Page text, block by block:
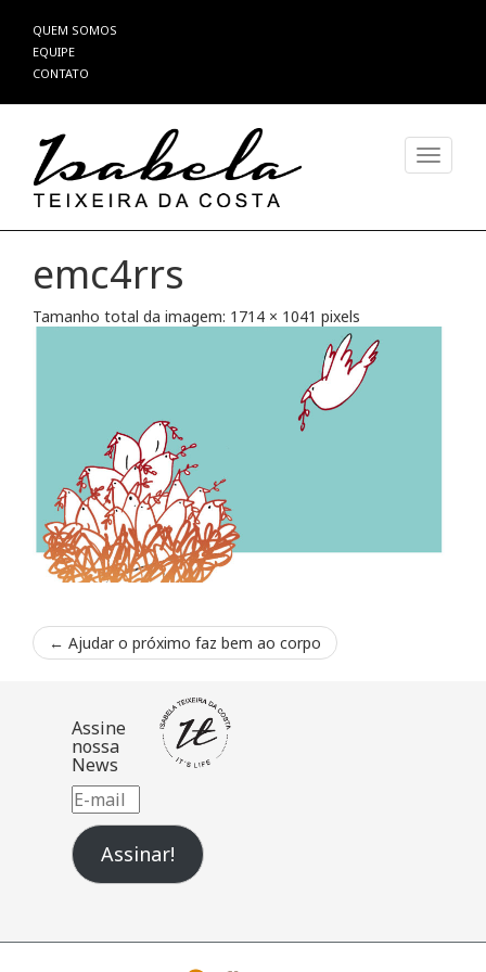
Pular
para
o
QUEM SOMOS
EQUIPE
CONTATO
emc4rrs
Tamanho total da imagem: 1714 × 1041 pixels
← Ajudar o próximo faz bem ao corpo
Assine
nossa
News
E-
mail
Assinar!